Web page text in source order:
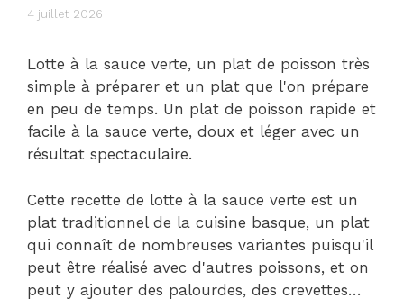
4 juillet 2026
Lotte à la sauce verte, un plat de poisson très
simple à préparer et un plat que l'on prépare
en peu de temps. Un plat de poisson rapide et
facile à la sauce verte, doux et léger avec un
résultat spectaculaire.
Cette recette de lotte à la sauce verte est un
plat traditionnel de la cuisine basque, un plat
qui connaît de nombreuses variantes puisqu'il
peut être réalisé avec d'autres poissons, et on
peut y ajouter des palourdes, des crevettes…